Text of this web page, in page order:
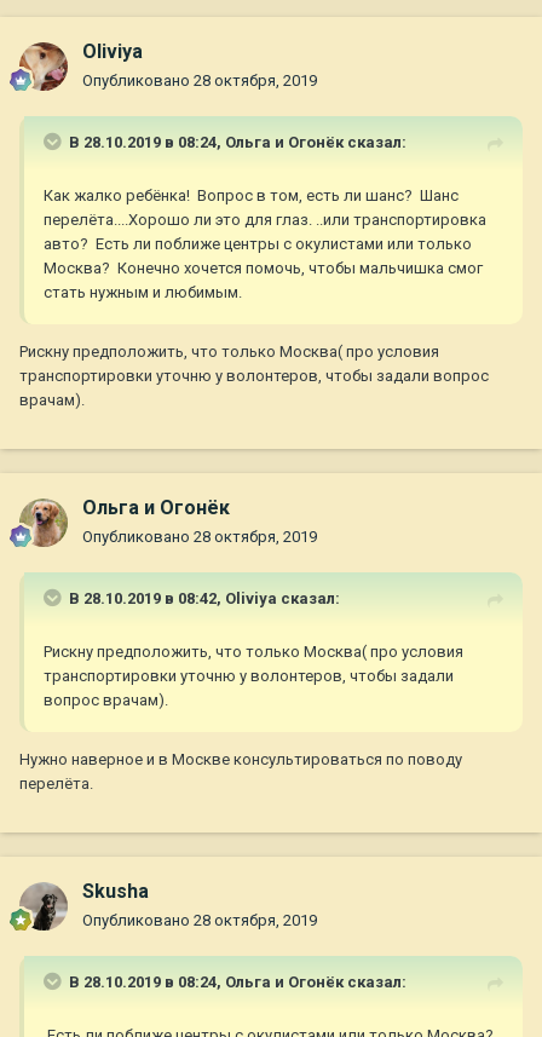
Oliviya
Опубликовано 28 октября, 2019
В 28.10.2019 в 08:24, Ольга и Огонёксказал:
Как жалко ребёнка! Вопрос в том, есть ли шанс? Шанс
перелёта....Хорошо ли это для глаз. ..или транспортировка
авто? Есть ли поближе центры с окулистами или только
Москва? Конечно хочется помочь, чтобы мальчишка смог
стать нужным и любимым.
Рискну предположить, что только Москва( про условия
транспортировки уточню у волонтеров, чтобы задали вопрос
врачам).
Ольга и Огонёк
Опубликовано 28 октября, 2019
В 28.10.2019 в 08:42, Oliviya сказал:
Рискну предположить, что только Москва( про условия
транспортировки уточню у волонтеров, чтобы задали
вопрос врачам).
Нужно наверное и в Москве консультироваться по поводу
перелёта.
Skusha
Опубликовано 28 октября, 2019
В 28.10.2019 в 08:24, Ольга и Огонёксказал: